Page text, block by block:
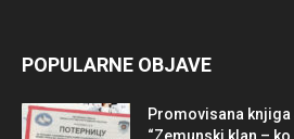
POPULARNE OBJAVE
Promovisana knjiga